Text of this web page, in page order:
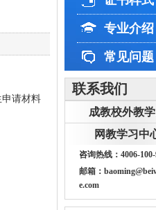
请材料
专业介绍
常见问题
联系我们
成教校外教
网教学习中
咨询热线：4006-
邮箱：
e.com